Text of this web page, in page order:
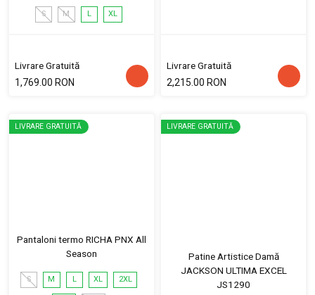
S M L XL
Livrare Gratuită
1,769.00 RON
Livrare Gratuită
2,215.00 RON
LIVRARE GRATUITĂ
Pantaloni termo RICHA PNX All
Season
S M L XL 2XL
LIVRARE GRATUITĂ
Patine Artistice Damă
JACKSON ULTIMA EXCEL
JS1290